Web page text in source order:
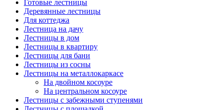
Готовые лестницы
Деревянные лестницы
Для коттеджа
Лестница на дачу
Лестницы в дом
Лестницы в квартиру
Лестницы для бани
Лестницы из сосны
Лестницы на металлокаркасе
На двойном косоуре
На центральном косоуре
Лестницы с забежными ступенями